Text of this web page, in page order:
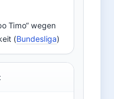
Timo“ wegen
(Bundesliga)